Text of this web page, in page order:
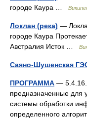
городе Каура …
Локлан (река) —
городе Каура
Австралия Исток …
Саяно-Шушенская
ПРОГРАММА —
предназначенные для
системы обработки
определенного